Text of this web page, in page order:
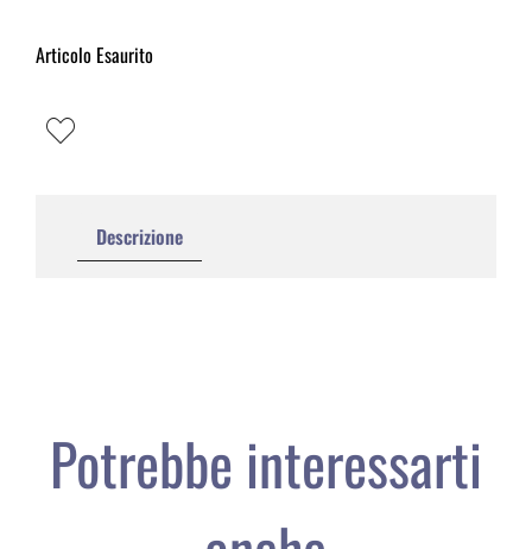
Articolo Esaurito
Descrizione
Potrebbe interessarti